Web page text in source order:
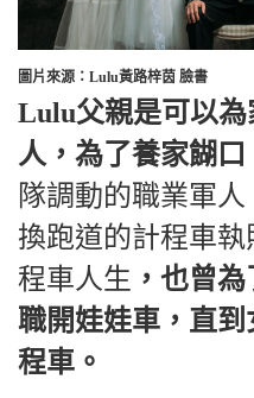
圖片來源：Lulu黃路梓茵 臉書
Lulu父親是可以
人，為了養家餬口
隊調動的職業軍
換跑道的計程車
程車人生 ，也曾
職開娃娃車，直
程車。